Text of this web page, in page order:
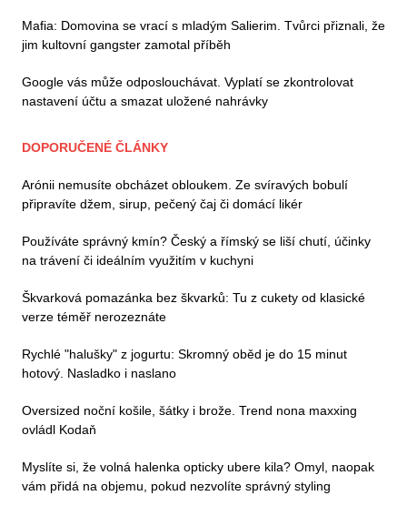
Mafia: Domovina se vrací s mladým Salierim. Tvůrci přiznali, že
jim kultovní gangster zamotal příběh
Google vás může odposlouchávat. Vyplatí se zkontrolovat
nastavení účtu a smazat uložené nahrávky
DOPORUČENÉ ČLÁNKY
Arónii nemusíte obcházet obloukem. Ze svíravých bobulí
připravíte džem, sirup, pečený čaj či domácí likér
Používáte správný kmín? Český a římský se liší chutí, účinky
na trávení či ideálním využitím v kuchyni
Škvarková pomazánka bez škvarků: Tu z cukety od klasické
verze téměř nerozeznáte
Rychlé "halušky" z jogurtu: Skromný oběd je do 15 minut
hotový. Nasladko i naslano
Oversized noční košile, šátky i brože. Trend nona maxxing
ovládl Kodaň
Myslíte si, že volná halenka opticky ubere kila? Omyl, naopak
vám přidá na objemu, pokud nezvolíte správný styling